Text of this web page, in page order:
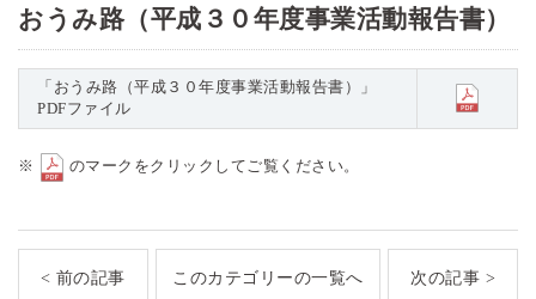
おうみ路（平成３０年度事業活動報告書）
「おうみ路（平成３０年度事業活動報告書）」
PDFファイル
※ のマークをクリックしてご覧ください。
< 前の記事 このカテゴリーの一覧へ 次の記事 >